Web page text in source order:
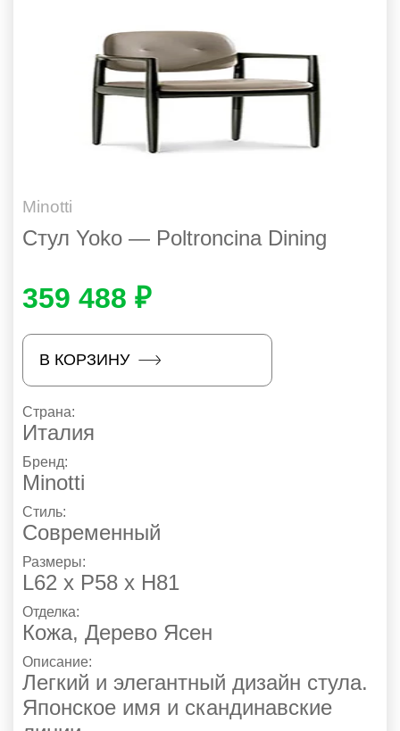
Minotti
Стул Yoko — Poltroncina Dining
359 488 ₽
В КОРЗИНУ
Страна:
Италия
Бренд:
Minotti
Стиль:
Современный
Размеры:
L62 х P58 х Н81
Отделка:
Кожа, Дерево Ясен
Описание:
Легкий и элегантный дизайн стула.
Японское имя и скандинавские